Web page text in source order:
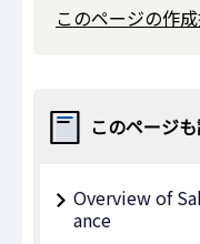
このページの作
このページ
Overview of
ance